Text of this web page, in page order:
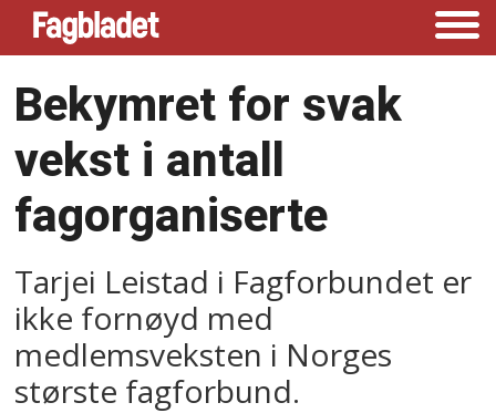
Bekymret for svak
vekst i antall
fagorganiserte
Tarjei Leistad i Fagforbundet er
ikke fornøyd med
medlemsveksten i Norges
største fagforbund.